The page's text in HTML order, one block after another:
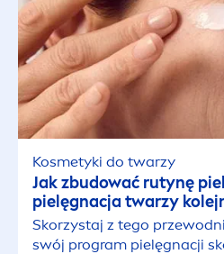
Kosmetyki do twarzy
Jak zbudować rutynę
pielęgnacja twarzy
Skorzystaj z tego
swój program pielęgnacji